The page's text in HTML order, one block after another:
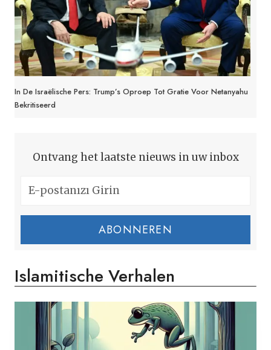
In De Israëlische Pers: Trump’s Oproep Tot Gratie Voor Netanyahu
Bekritiseerd
Ontvang het laatste nieuws in uw inbox
ABONNEREN
Islamitische Verhalen